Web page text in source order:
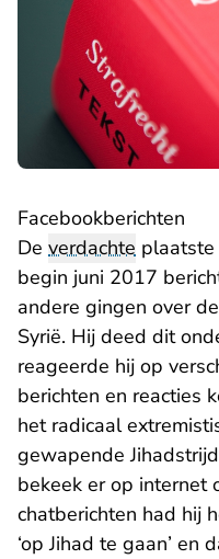
Facebookberichten
De verdachte
begin juni 2017
andere gingen over
Syrië. Hij deed dit
reageerde hij op
berichten en reacties
het radicaal
gewapende
bekeek er op internet
chatberichten had hij
‘op Jihad te gaan’ en